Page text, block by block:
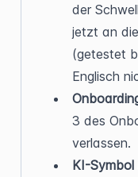
der
jetzt an
(getestet
Englisch
3 des
verlassen.
KI-Symbol